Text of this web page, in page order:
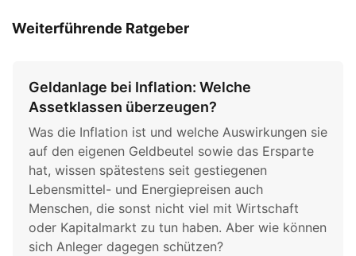
Weiterführende Ratgeber
Geldanlage bei Inflation: Welche
Assetklassen überzeugen?
Was die Inflation ist und welche Auswirkungen sie
auf den eigenen Geldbeutel sowie das Ersparte
hat, wissen spätestens seit gestiegenen
Lebensmittel- und Energiepreisen auch
Menschen, die sonst nicht viel mit Wirtschaft
oder Kapitalmarkt zu tun haben. Aber wie können
sich Anleger dagegen schützen?